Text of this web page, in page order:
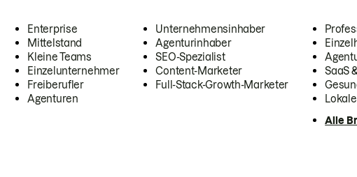
Enterprise
Mittelstand
Kleine Teams
Einzelunternehmer
Freiberufler
Agenturen
Unternehmensinhaber
Agenturinhaber
SEO-Spezialist
Content-Marketer
Full-Stack-Growth-Marketer
SaaS
Alle